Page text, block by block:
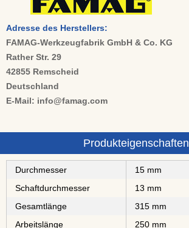
Adresse des Herstellers:
FAMAG-Werkzeugfabrik GmbH & Co. KG
Rather Str. 29
42855 Remscheid
Deutschland
E-Mail: info@famag.com
Produkteigenschaften
Durchmesser
15 mm
Schaftdurchmesser
13 mm
Gesamtlänge
315 mm
Arbeitslänge
250 mm